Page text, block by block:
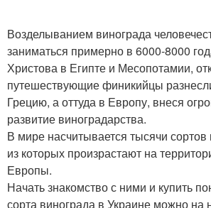
Возделыванием винограда
заниматься примерно в 6000-8000
Христова в Египте и Месопотамии,
путешествующие финикийцы
Грецию, а оттуда в Европу, внеся
развитие виноградарства.
В мире насчитывается тысячи
из которых произрастают на
Европы.
Начать знакомство с ними и купить
сорта винограда в Украине можно на